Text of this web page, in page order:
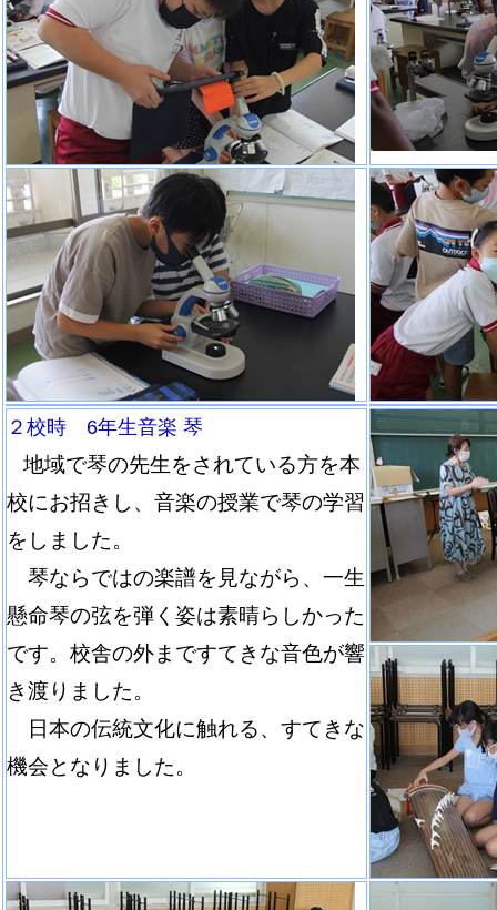
２校時 6年生音楽 琴
地域で琴の先生をされている方を本
校にお招きし、音楽の授業で琴の学習
をしました。
琴ならではの楽譜を見ながら、一生
懸命琴の弦を弾く姿は素晴らしかった
です。校舎の外まですてきな音色が響
き渡りました。
日本の伝統文化に触れる、すてきな
機会となりました。